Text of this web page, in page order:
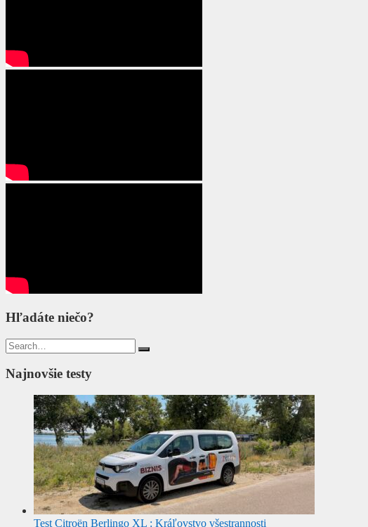
Hľadáte niečo?
Search
for:
Najnovšie testy
Test Citroën Berlingo XL : Kráľovstvo všestrannosti